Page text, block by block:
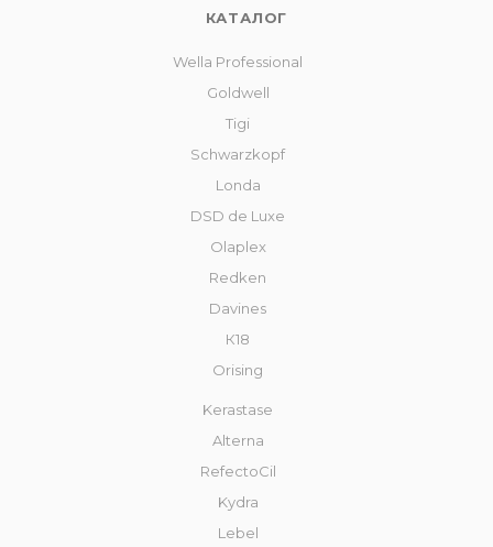
КАТАЛОГ
Wella Professional
Goldwell
Tigi
Schwarzkopf
Londa
DSD de Luxe
Olaplex
Redken
Davines
К18
Orising
Kerastase
Alterna
RefectoCil
Kydra
Lebel